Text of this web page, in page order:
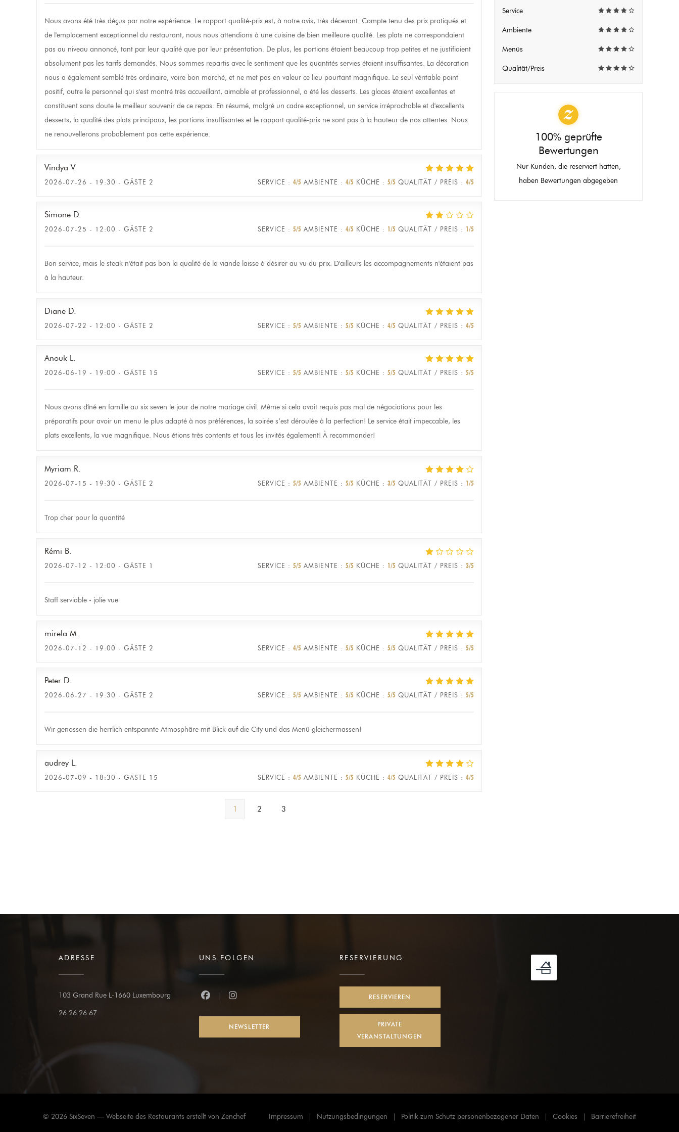
Nous avons été très déçus par notre expérience. Le rapport qualité-prix est, à notre avis, très décevant. Compte tenu des prix pratiqués et
de l'emplacement exceptionnel du restaurant, nous nous attendions à une cuisine de bien meilleure qualité. Les plats ne correspondaient
pas au niveau annoncé, tant par leur qualité que par leur présentation. De plus, les portions étaient beaucoup trop petites et ne justifiaient
absolument pas les tarifs demandés. Nous sommes repartis avec le sentiment que les quantités servies étaient insuffisantes. La décoration
nous a également semblé très ordinaire, voire bon marché, et ne met pas en valeur ce lieu pourtant magnifique. Le seul véritable point
positif, outre le personnel qui s'est montré très accueillant, aimable et professionnel, a été les desserts. Les glaces étaient excellentes et
constituent sans doute le meilleur souvenir de ce repas. En résumé, malgré un cadre exceptionnel, un service irréprochable et d'excellents
desserts, la qualité des plats principaux, les portions insuffisantes et le rapport qualité-prix ne sont pas à la hauteur de nos attentes. Nous
ne renouvellerons probablement pas cette expérience.
Vindya V
2026-07-26 - 19:30 - GÄSTE 2 SERVICE : 4/5 AMBIENTE : 4/5 KÜCHE : 5/5 QUALITÄT / PREIS : 4/5
Simone D
2026-07-25 - 12:00 - GÄSTE 2 SERVICE : 5/5 AMBIENTE : 4/5 KÜCHE : 1/5 QUALITÄT / PREIS : 1/5
Bon service, mais le steak n'était pas bon la qualité de la viande laisse à désirer au vu du prix. D'ailleurs les accompagnements n'étaient pas
à la hauteur.
Diane D
2026-07-22 - 12:00 - GÄSTE 2 SERVICE : 5/5 AMBIENTE : 5/5 KÜCHE : 4/5 QUALITÄT / PREIS : 4/5
Anouk L
2026-06-19 - 19:00 - GÄSTE 15 SERVICE : 5/5 AMBIENTE : 5/5 KÜCHE : 5/5 QUALITÄT / PREIS : 5/5
Nous avons dîné en famille au six seven le jour de notre mariage civil. Même si cela avait requis pas mal de négociations pour les
préparatifs pour avoir un menu le plus adapté à nos préférences, la soirée s’est déroulée à la perfection! Le service était impeccable, les
plats excellents, la vue magnifique. Nous étions très contents et tous les invités également! À recommander!
Myriam R
2026-07-15 - 19:30 - GÄSTE 2 SERVICE : 5/5 AMBIENTE : 5/5 KÜCHE : 3/5 QUALITÄT / PREIS : 1/5
Trop cher pour la quantité
Rémi B
2026-07-12 - 12:00 - GÄSTE 1 SERVICE : 5/5 AMBIENTE : 5/5 KÜCHE : 1/5 QUALITÄT / PREIS : 3/5
Staff serviable - jolie vue
mirela M
2026-07-12 - 19:00 - GÄSTE 2 SERVICE : 4/5 AMBIENTE : 5/5 KÜCHE : 5/5 QUALITÄT / PREIS : 5/5
Peter D
2026-06-27 - 19:30 - GÄSTE 2 SERVICE : 5/5 AMBIENTE : 5/5 KÜCHE : 5/5 QUALITÄT / PREIS : 5/5
Wir genossen die herrlich entspannte Atmosphäre mit Blick auf die City und das Menü gleichermassen!
audrey L
2026-07-09 - 18:30 - GÄSTE 15 SERVICE : 4/5 AMBIENTE : 5/5 KÜCHE : 4/5 QUALITÄT / PREIS : 4/5
1 2 3
Service
Ambiente
Menüs
Qualität/Preis
100% geprüfte
Bewertungen
Nur Kunden, die reserviert hatten,
haben Bewertungen abgegeben
ADRESSE
103 Grand Rue L-1660 Luxembourg((öffnet ein neues Fenster))
26 26 26 67
UNS FOLGEN
NEWSLETTER
RESERVIERUNG
RESERVIEREN
PRIVATE
VERANSTALTUNGEN
© 2026 SixSeven — Webseite des Restaurants erstellt vonZenchef((öffnet ein neues Fenster))
Impressum
((öffnet ein neues Fenster))
Nutzungsbedingungen
((öffnet ein neues Fenster))
Politik zum Schutz personenbezogener Daten
((öffnet ein neues Fenster))
Cookies
((öffnet ein neues Fenster))
Barrierefreiheit